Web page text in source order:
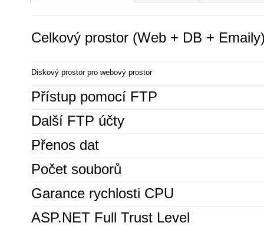
Celkový prostor (Web + DB +
Diskový prostor pro webový prostor
Přístup pomocí FTP
Další FTP účty
Přenos dat
Počet souborů
Garance rychlosti CPU
ASP.NET Full Trust Level